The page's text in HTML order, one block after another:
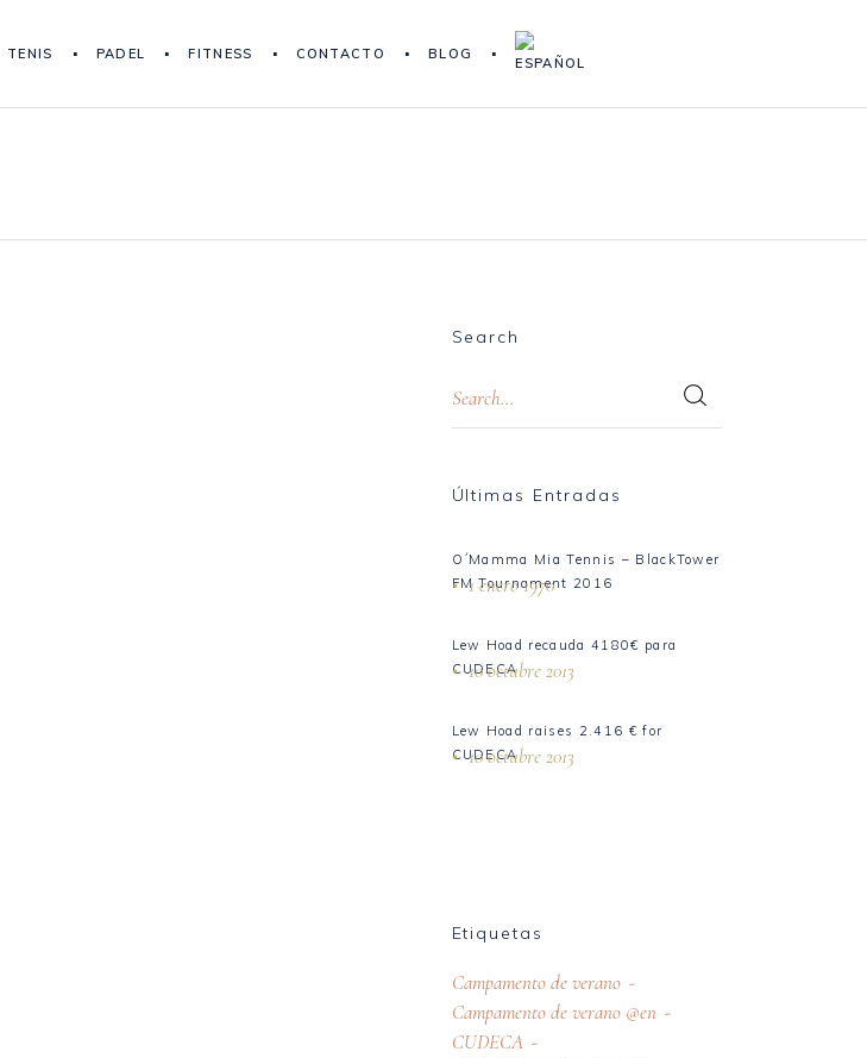
TENIS PADEL FITNESS CONTACTO BLOG
Search
Últimas Entradas
O´Mamma Mia Tennis – BlackTower
FM Tournament 2016
1 enero 1970
Lew Hoad recauda 4180€ para
CUDECA
10 octubre 2013
Lew Hoad raises 2.416 € for
CUDECA
10 octubre 2013
Etiquetas
Campamento de verano
Campamento de verano @en
CUDECA